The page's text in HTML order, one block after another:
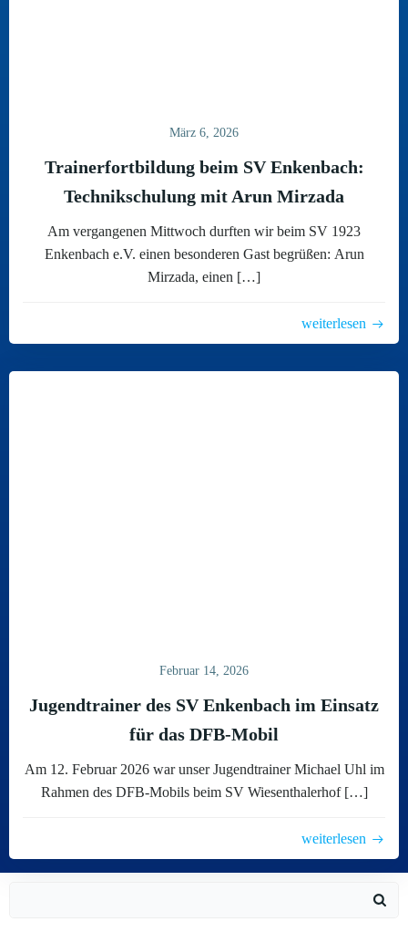
März 6, 2026
Trainerfortbildung beim SV Enkenbach:
Technikschulung mit Arun Mirzada
Am vergangenen Mittwoch durften wir beim SV 1923
Enkenbach e.V. einen besonderen Gast begrüßen: Arun
Mirzada, einen […]
weiterlesen
Februar 14, 2026
Jugendtrainer des SV Enkenbach im Einsatz
für das DFB-Mobil
Am 12. Februar 2026 war unser Jugendtrainer Michael Uhl im
Rahmen des DFB-Mobils beim SV Wiesenthalerhof […]
weiterlesen